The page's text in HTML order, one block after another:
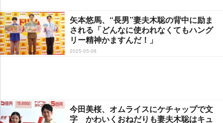
矢本悠馬、“長男”妻夫木聡の背中に励ま
される「どんなに使われなくてもハング
リー精神かますんだ！」
2025-05-08
今田美桜、オムライスにケチャップで文
字 かわいくおねだりも妻夫木聡はキュ